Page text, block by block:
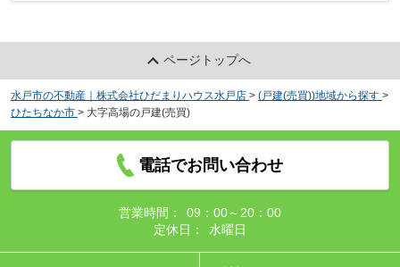
ページトップへ
水戸市の不動産｜株式会社ひだまりハウス水戸店 > (戸建(売買))地域から探す >
ひたちなか市 > 大字高場の戸建(売買)
電話でお問い合わせ
営業時間：
09：00～20：00
定休日：
水曜日